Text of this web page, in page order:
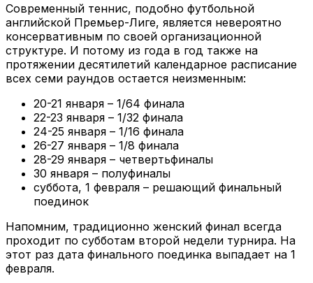
Современный теннис, подобно футбольной
английской Премьер-Лиге, является невероятно
консервативным по своей организационной
структуре. И потому из года в год также на
протяжении десятилетий календарное расписание
всех семи раундов остается неизменным:
20-21 января – 1/64 финала
22-23 января – 1/32 финала
24-25 января – 1/16 финала
26-27 января – 1/8 финала
28-29 января – четвертьфиналы
30 января – полуфиналы
суббота, 1 февраля – решающий финальный
поединок
Напомним, традиционно женский финал всегда
проходит по субботам второй недели турнира. На
этот раз дата финального поединка выпадает на 1
февраля.